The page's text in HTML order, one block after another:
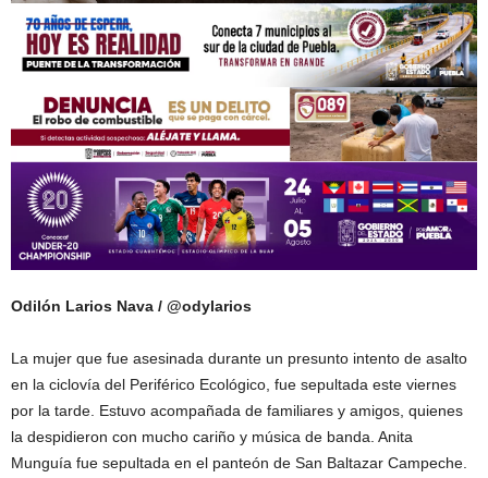
Odilón Larios Nava / @odylarios
La mujer que fue asesinada durante un presunto intento de asalto
en la ciclovía del Periférico Ecológico, fue sepultada este viernes
por la tarde. Estuvo acompañada de familiares y amigos, quienes
la despidieron con mucho cariño y música de banda. Anita
Munguía fue sepultada en el panteón de San Baltazar Campeche.